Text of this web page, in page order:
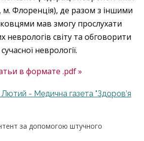
м. Флоренція), де разом з іншими
мав змогу прослухати
неврологів світу та обговорити
неврології.
в формате .pdf »
- Медична газета "Здоров’я
за допомогою штучного